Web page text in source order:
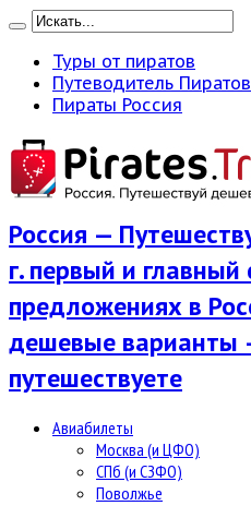
Туры от пиратов
Путеводитель Пиратов
Пираты Россия
Россия —
г. первый и главный
предложениях в
дешевые варианты
путешествуете
Авиабилеты
Москва (и ЦФО)
СПб (и СЗФО)
Поволжье